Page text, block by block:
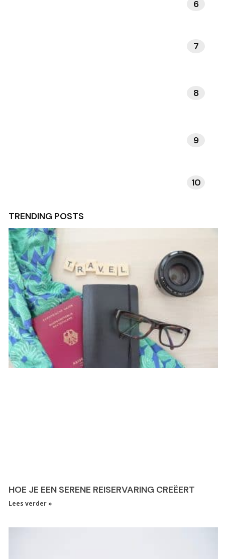
6
7
8
9
10
TRENDING POSTS
HOE JE EEN SERENE REISERVARING CREËERT
Lees verder »